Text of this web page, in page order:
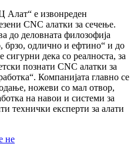
е извонреден
CNC алатки за сечење.
до деловната филозофија
брзо, одлично и ефтино“ и до
дека со реалноста, за
познати CNC алатки за
Компанијата главно се
ножеви со мал отвор,
на навои и системи за
технички експерти за алати
не